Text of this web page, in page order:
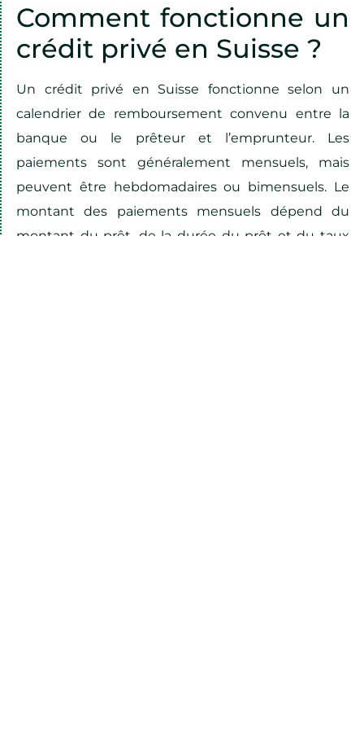
Comment fonctionne un
crédit privé en Suisse ?
Un crédit privé en Suisse fonctionne selon un
calendrier de remboursement convenu entre la
banque ou le prêteur et l’emprunteur. Les
paiements sont généralement mensuels, mais
peuvent être hebdomadaires ou bimensuels. Le
montant des paiements mensuels dépend du
montant du prêt, de la durée du prêt et du taux